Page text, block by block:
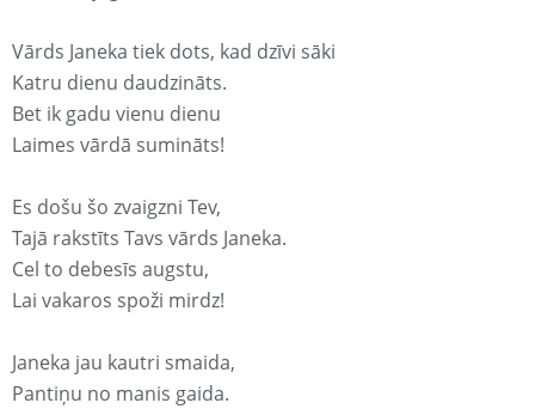
Vārds Janeka tiek dots, kad dzīvi sāki
Katru dienu daudzināts.
Bet ik gadu vienu dienu
Laimes vārdā sumināts!
Es došu šo zvaigzni Tev,
Tajā rakstīts Tavs vārds Janeka.
Cel to debesīs augstu,
Lai vakaros spoži mirdz!
Janeka jau kautri smaida,
Pantiņu no manis gaida.